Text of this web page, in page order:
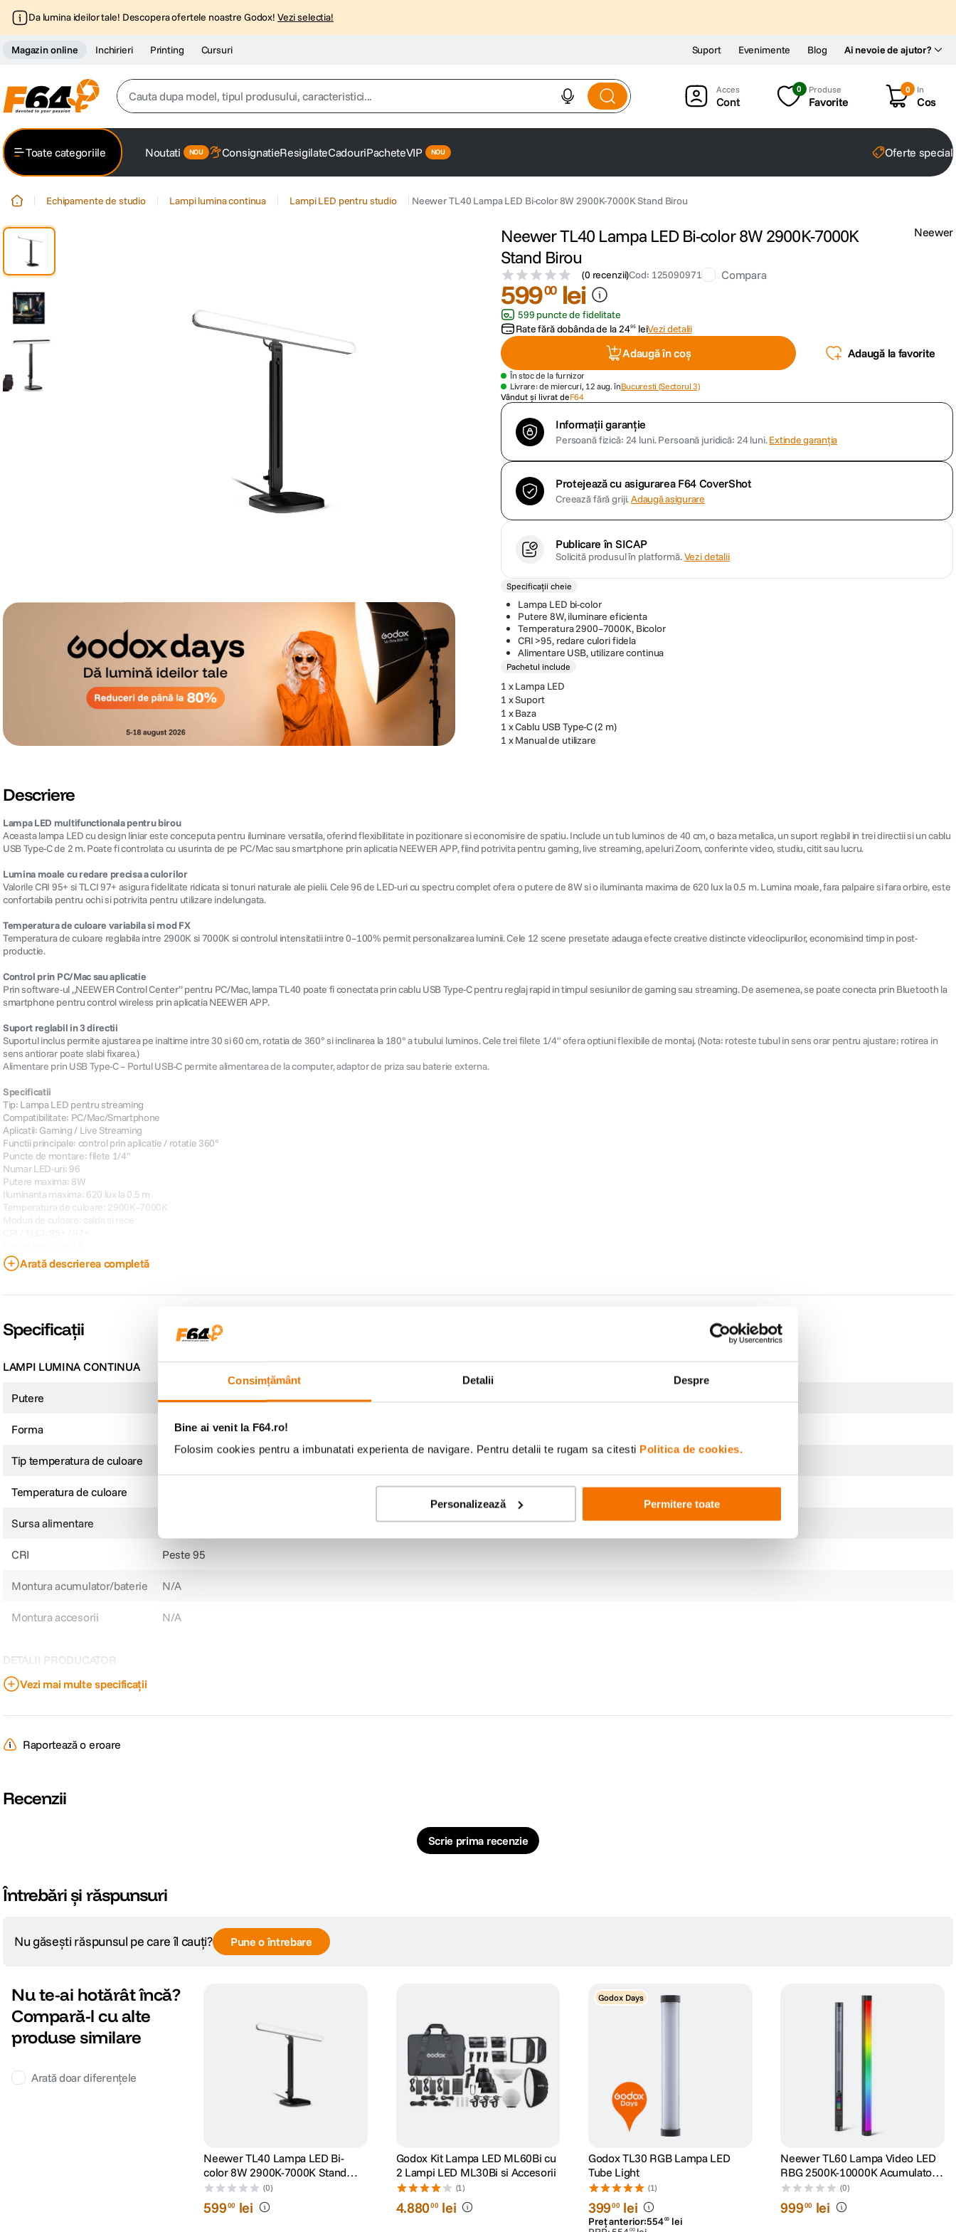
Consimțământ Detalii Despre
Bine ai venit la F64.ro!
Folosim cookies pentru a imbunatati experienta de navigare. Pentru detalii te rugam sa citesti Politica de cookies.
Personalizează Permitere toate
Da lumina ideilor tale! Descopera ofertele noastre Godox! Vezi selectia!
Magazin online Inchirieri Printing Cursuri Ai nevoie de ajutor?
Suport Evenimente Blog
Cauta dupa model, tipul produsului, caracteristici...
trepied
canon sx740 hs
Cont
0 Produse
Favorite
0 In
Cos
Toate categoriile Noutati ConsignatieResigilateCadouriPacheteVIP Oferte
Echipamente de studio Lampi lumina continua Lampi LED pentru studio Neewer TL40 Lampa LED Bi-color 8W 2900K-7000K Stand Birou
Neewer TL40 Lampa LED Bi-color 8W 2900K-7000K
Stand Birou
(0 recenzii)Cod: 125090971 Compara
Neewer
59900 lei
599 puncte de fidelitate
Rate fără dobânda de la2495 leiVezi detalii
Adaugă în coș Adaugă la favorite
În stoc de la furnizor
Livrare: de miercuri, 12 aug. înBucuresti (Sectorul 3)
Vândut și livrat deF64
Informații garanție
Persoană fizică: 24 luni.Persoană juridică: 24 luni.Extinde garanția
Protejează cu asigurarea F64 CoverShot
Creează fără griji.Adaugă asigurare
Publicare în SICAP
Solicită produsul în platformă.Vezi detalii
Specificații cheie
Lampa LED bi-color
Putere 8W, iluminare eficienta
Temperatura 2900–7000K, Bicolor
CRI >95, redare culori fidela
Alimentare USB, utilizare continua
Pachetul include
1 x Lampa LED
1 x Suport
1 x Baza
1 x Cablu USB Type-C (2 m)
1 x Manual de utilizare
Descriere
Lampa LED multifunctionala pentru birou
Aceasta lampa LED cu design liniar este conceputa pentru iluminare versatila, oferind flexibilitate in pozitionare si economisire de spatiu. Include un tub luminos de 40 cm, o baza metalica, un suport reglabil in trei directii si un cablu
USB Type-C de 2 m. Poate fi controlata cu usurinta de pe PC/Mac sau smartphone prin aplicatia NEEWER APP, fiind potrivita pentru gaming, live streaming, apeluri Zoom, conferinte video, studiu, citit sau lucru.
Lumina moale cu redare precisa a culorilor
Valorile CRI 95+ si TLCI 97+ asigura fidelitate ridicata si tonuri naturale ale pielii. Cele 96 de LED-uri cu spectru complet ofera o putere de 8W si o iluminanta maxima de 620 lux la 0.5 m. Lumina moale, fara palpaire si fara orbire, este
confortabila pentru ochi si potrivita pentru utilizare indelungata.
Temperatura de culoare variabila si mod FX
Temperatura de culoare reglabila intre 2900K si 7000K si controlul intensitatii intre 0–100% permit personalizarea luminii. Cele 12 scene presetate adauga efecte creative distincte videoclipurilor, economisind timp in post-
productie.
Control prin PC/Mac sau aplicatie
Prin software-ul „NEEWER Control Center” pentru PC/Mac, lampa TL40 poate fi conectata prin cablu USB Type-C pentru reglaj rapid in timpul sesiunilor de gaming sau streaming. De asemenea, se poate conecta prin Bluetooth la
smartphone pentru control wireless prin aplicatia NEEWER APP.
Suport reglabil in 3 directii
Suportul inclus permite ajustarea pe inaltime intre 30 si 60 cm, rotatia de 360° si inclinarea la 180° a tubului luminos. Cele trei filete 1/4" ofera optiuni flexibile de montaj. (Nota: roteste tubul in sens orar pentru ajustare; rotirea in
sens antiorar poate slabi fixarea.)
Alimentare prin USB Type-C – Portul USB-C permite alimentarea de la computer, adaptor de priza sau baterie externa.
Specificatii
Tip: Lampa LED pentru streaming
Compatibilitate: PC/Mac/Smartphone
Aplicatii: Gaming / Live Streaming
Functii principale: control prin aplicatie / rotatie 360°
Puncte de montare: filete 1/4"
Numar LED-uri: 96
Putere maxima: 8W
Iluminanta maxima: 620 lux la 0.5 m
Temperatura de culoare: 2900K–7000K
Moduri de culoare: calda si rece
Control wireless prin aplicatie: Da
Greutate: 1250 gr
Arată descrierea completă
Specificații
LAMPI LUMINA CONTINUA
Putere 8W
Forma Panou
Tip temperatura de culoare
Temperatura de culoare
Sursa alimentare
CRI Peste 95
Montura acumulator/baterie N/A
Montura accesorii N/A
DETALII PRODUCATOR
Cod producator
Vezi mai multe specificații
Raportează o eroare
Recenzii
Scrie prima recenzie
Întrebări și răspunsuri
Nu găsești răspunsul pe care îl cauți? Pune o întrebare
Nu te-ai hotărât încă?
Compară-l cu alte
produse similare
Arată doar diferențele
Neewer TL40 Lampa LED Bi-
color 8W 2900K-7000K Stand
Birou
(0)
59900 lei
Godox Kit Lampa LED ML60Bi cu
2 Lampi LED ML30Bi si Accesorii
(1)
4.88000 lei
Godox Days
Godox TL30 RGB Lampa LED
Tube Light
(1)
39900 lei
Preț anterior:55400 lei
00
Neewer TL60 Lampa Video LED
RBG 2500K-10000K Acumulator
3000mAh Integrat
(0)
99900 lei